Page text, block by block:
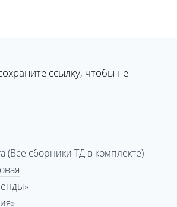
ссылку, чтобы не
(Все сборники ТД в комплекте)